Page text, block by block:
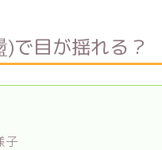
で目が揺れる？
子